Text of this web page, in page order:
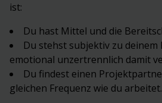
ist:
Du hast Mittel und die
Du stehst subjektiv zu
emotional unzertrennlich damit
Du findest einen
gleichen Frequenz wie du arbeitet.